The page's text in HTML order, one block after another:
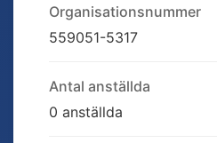
Organisationsnummer
559051-5317
Antal anställda
0 anställda